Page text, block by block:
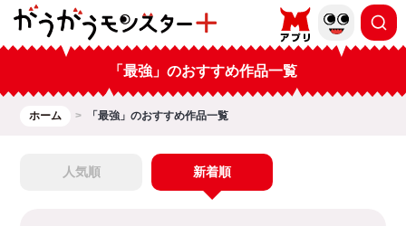
「最強」のおすすめ作品一覧
ホーム 「最強」のおすすめ作品一覧
人気順 新着順